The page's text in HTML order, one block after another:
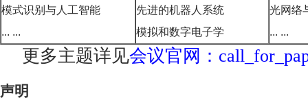
模式识别与人工智能
... ...
先进的机器人系统
模拟和数字电子学
光网络
... ...
更多主题详见会议官网：
声明